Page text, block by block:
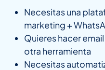
Necesitas una
marketing +
Quieres hacer
otra herramienta
Necesitas